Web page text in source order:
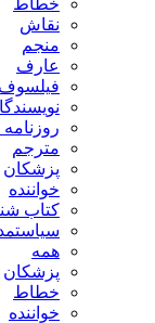
خطاط
نقاش
منجم
عارف
فیلسوف
روزنامه
مترجم
پزشکان
خواننده
کتاب
همه
پزشکان
خطاط
خواننده